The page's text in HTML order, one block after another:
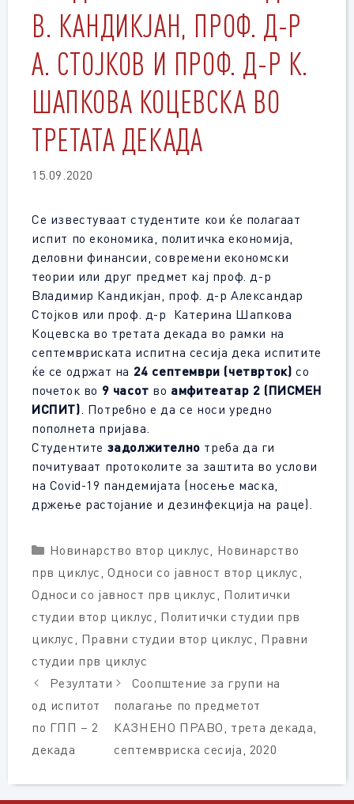
В. КАНДИКЈАН, ПРОФ. Д-Р
А. СТОЈКОВ И ПРОФ. Д-Р К.
ШАПКОВА КОЦЕВСКА ВО
ТРЕТАТА ДЕКАДА
15.09.2020
Се известуваат студентите кои ќе полагаат
испит по економика, политичка економија,
деловни финансии, современи економски
теории или друг предмет кај проф. д-р
Владимир Кандикјан, проф. д-р Александар
Стојков или проф. д-р Катерина Шапкова
Коцевска во третата декада во рамки на
септемвриската испитна сесија дека испитите
ќе се одржат на 24 септември (четврток)со
почеток во 9 часот во амфитеатар 2 (ПИСМЕН
ИСПИТ). Потребно е да се носи уредно
пополнета пријава.
Студентите задолжително треба да ги
почитуваат протоколите за заштита во услови
на Covid-19 пандемијата (носење маска,
држење растојание и дезинфекција на раце).
Categories
Новинарство втор циклус, Новинарство
прв циклус,Односи со јавност втор циклус,
Односи со јавност прв циклус, Политички
студии втор циклус, Политички студии прв
циклус, Правни студии втор циклус, Правни
студии прв циклус
Резултати
од испитот
по ГПП – 2
декада
Соопштение за групи на
полагање по предметот
КАЗНЕНО ПРАВО, трета декада,
септемвриска сесија, 2020